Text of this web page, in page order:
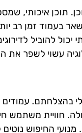
תוכן איכותי,
בעמוד זמן רב
להוביל
עשוי לשפר את
בהצלחתם. עמודים
חוויית משתמש
החיפוש